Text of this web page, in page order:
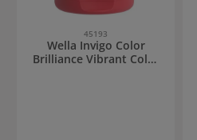
45193
Wella Invigo Color
Brilliance Vibrant Color